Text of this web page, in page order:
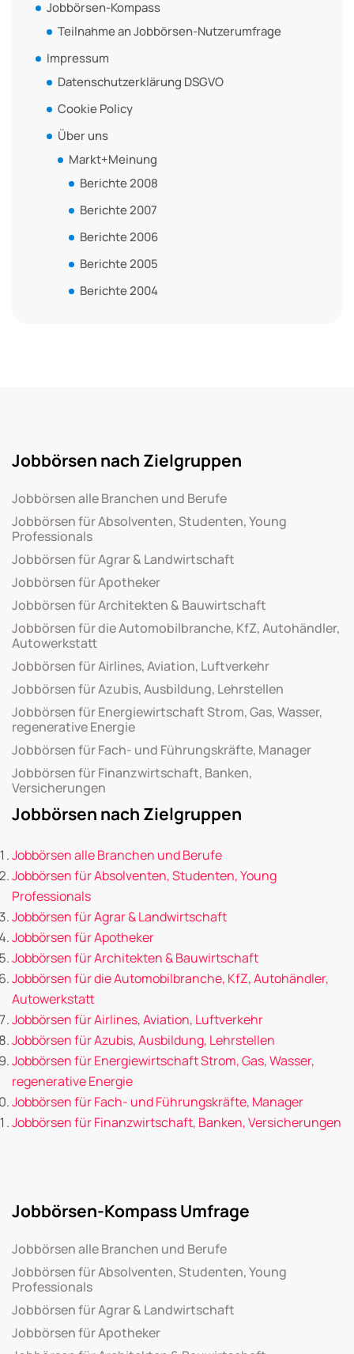
Jobbörsen-Kompass
Teilnahme an Jobbörsen-Nutzerumfrage
Impressum
Datenschutzerklärung DSGVO
Cookie Policy
Über uns
Markt+Meinung
Berichte 2008
Berichte 2007
Berichte 2006
Berichte 2005
Berichte 2004
Jobbörsen nach Zielgruppen
Jobbörsen alle Branchen und Berufe
Jobbörsen für Absolventen, Studenten, Young
Professionals
Jobbörsen für Agrar & Landwirtschaft
Jobbörsen für Apotheker
Jobbörsen für Architekten & Bauwirtschaft
Jobbörsen für die Automobilbranche, KfZ, Autohändler,
Autowerkstatt
Jobbörsen für Airlines, Aviation, Luftverkehr
Jobbörsen für Azubis, Ausbildung, Lehrstellen
Jobbörsen für Energiewirtschaft Strom, Gas, Wasser,
regenerative Energie
Jobbörsen für Fach- und Führungskräfte, Manager
Jobbörsen für Finanzwirtschaft, Banken,
Versicherungen
Jobbörsen nach Zielgruppen
Jobbörsen alle Branchen und Berufe
Jobbörsen für Absolventen, Studenten, Young
Professionals
Jobbörsen für Agrar & Landwirtschaft
Jobbörsen für Apotheker
Jobbörsen für Architekten & Bauwirtschaft
Jobbörsen für die Automobilbranche, KfZ, Autohändler,
Autowerkstatt
Jobbörsen für Airlines, Aviation, Luftverkehr
Jobbörsen für Azubis, Ausbildung, Lehrstellen
Jobbörsen für Energiewirtschaft Strom, Gas, Wasser,
regenerative Energie
Jobbörsen für Fach- und Führungskräfte, Manager
Jobbörsen für Finanzwirtschaft, Banken, Versicherungen
Jobbörsen-Kompass Umfrage
Jobbörsen alle Branchen und Berufe
Jobbörsen für Absolventen, Studenten, Young
Professionals
Jobbörsen für Agrar & Landwirtschaft
Jobbörsen für Apotheker